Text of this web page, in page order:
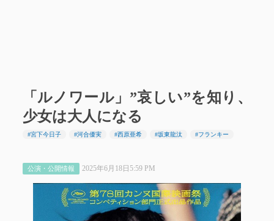
「ルノワール」”哀しい”を知り、
少女は大人になる
#宮下今日子 #河合優実 #西原亜希 #坂東龍汰 #フランキー
公演・公開情報 2025年6月18日5:59 PM